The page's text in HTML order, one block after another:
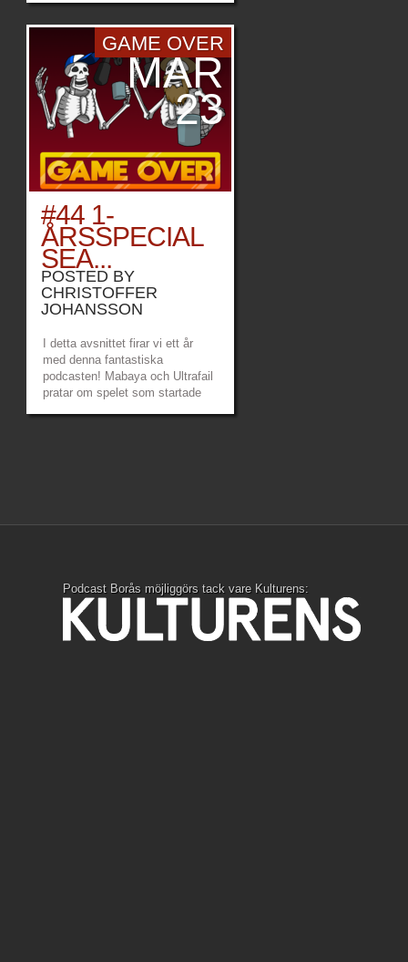
Die Twice. Länkar: Mabayas
https://www.twitch.tv/mabayamaana
Ultrafails twitch...
»»
GAME OVER
MAR
23
#44 1-
ÅRSSPECIAL
SEA...
POSTED BY
CHRISTOFFER
JOHANSSON
I detta avsnittet firar vi ett år
med denna fantastiska
podcasten! Mabaya och Ultrafail
pratar om spelet som startade
»»
Podcast Borås möjliggörs tack vare Kulturens: